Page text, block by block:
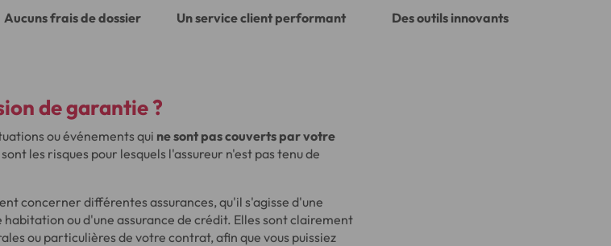
Aucuns frais de dossier Un service client performant Des outils innovants
de garantie ?
ou événements qui ne sont pas couverts par votre
les risques pour lesquels l'assureur n'est pas tenu de
concerner différentes assurances, qu'il s'agisse d'une
ou d'une assurance de crédit. Elles sont clairement
ou particulières de votre contrat, afin que vous puissiez